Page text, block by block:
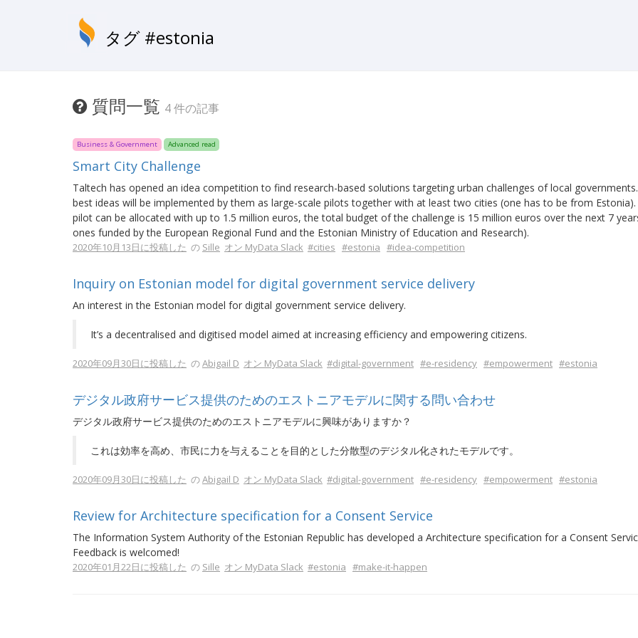
タグ #estonia
質問一覧 4 件の記事
Business & Government Advanced read
Smart City Challenge
Taltech has opened an idea competition to find research-based solutions targeting urban challenges of local
best ideas will be implemented by them as large-scale pilots together with at least two cities (one has to be from Estonia).
pilot can be allocated with up to 1.5 million euros, the total budget of the challenge is 15 million euros over the next 7
ones funded by the European Regional Fund and the Estonian Ministry of Education and Research).
2020年10月13日に投稿した の Sille オン MyData Slack #cities #estonia #idea-competition
Inquiry on Estonian model for digital government service delivery
An interest in the Estonian model for digital government service delivery.
It’s a decentralised and digitised model aimed at increasing efficiency and empowering citizens.
2020年09月30日に投稿した のAbigail D オン MyData Slack #digital-government #e-residency #empowerment #estonia
デジタル政府サービス提供のためのエストニアモデルに関する問い合わせ
デジタル政府サービス提供のためのエストニアモデルに興味がありますか？
これは効率を高め、市民に力を与えることを目的とした分散型のデジタル化されたモデルです。
2020年09月30日に投稿した のAbigail D オン MyData Slack #digital-government #e-residency #empowerment #estonia
Review for Architecture specification for a Consent Service
The Information System Authority of the Estonian Republic has developed a Architecture specification for a Consent
Feedback is welcomed!
2020年01月22日に投稿した の Sille オン MyData Slack #estonia #make-it-happen